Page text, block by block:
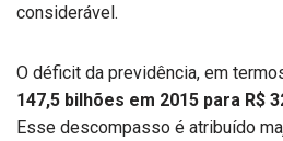
considerável.
O déficit da previdência, em
147,5 bilhões em 2015 para R$
Esse descompasso é atribuído